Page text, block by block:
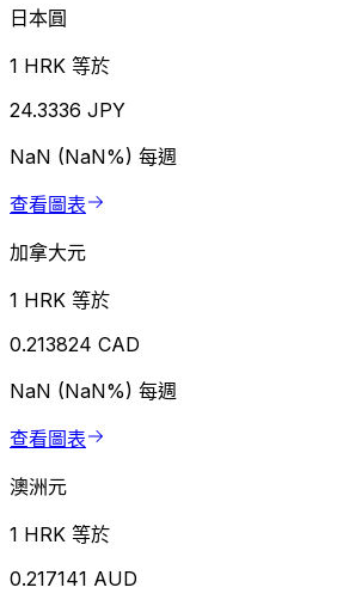
日本圓
1 HRK 等於
24.3336 JPY
NaN (NaN%) 每週
查看圖表
加拿大元
1 HRK 等於
0.213824 CAD
NaN (NaN%) 每週
查看圖表
澳洲元
1 HRK 等於
0.217141 AUD